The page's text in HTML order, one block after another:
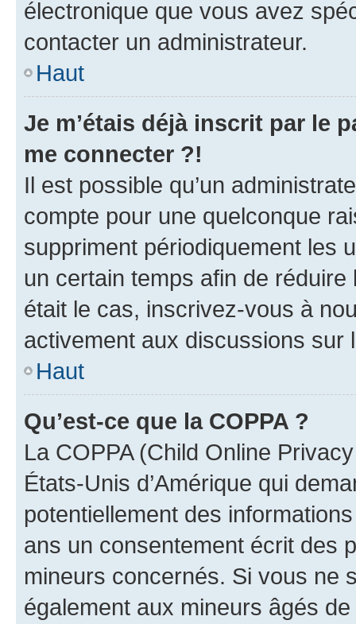
électronique que vous avez
contacter un administrateur.
Haut
Je m’étais déjà inscrit par le
me connecter ?!
Il est possible qu’un
compte pour une quelconque
suppriment périodiquement les
un certain temps afin de
était le cas, inscrivez-vous à
activement aux discussions sur
Haut
Qu’est-ce que la COPPA ?
La COPPA (Child Online
États-Unis d’Amérique qui
potentiellement des
ans un consentement écrit des
mineurs concernés. Si vous ne
également aux mineurs âgés